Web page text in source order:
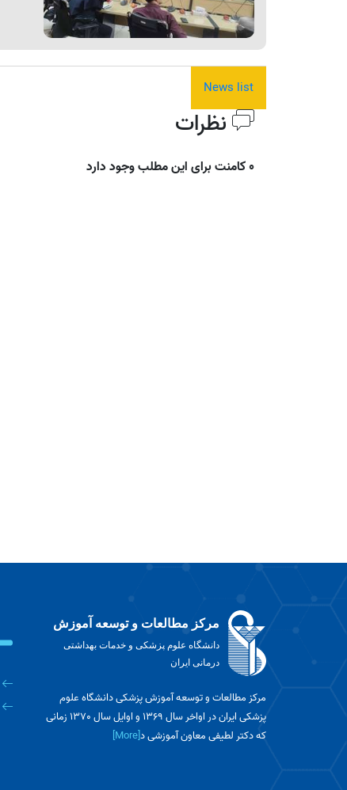
News list
نظرات
0 کامنت برای این مطلب وجود دارد
مرکز مطالعات و توسعه آموزش
دانشگاه علوم پزشکی و خدمات بهداشتی
درمانی ایران
مرکز مطالعات و توسعه آموزش پزشکی دانشگاه علوم
پزشکی ایران در اواخر سال 1369 و اوایل سال 1370 زمانی
که دکتر لطیفی معاون آموزشی د[More]